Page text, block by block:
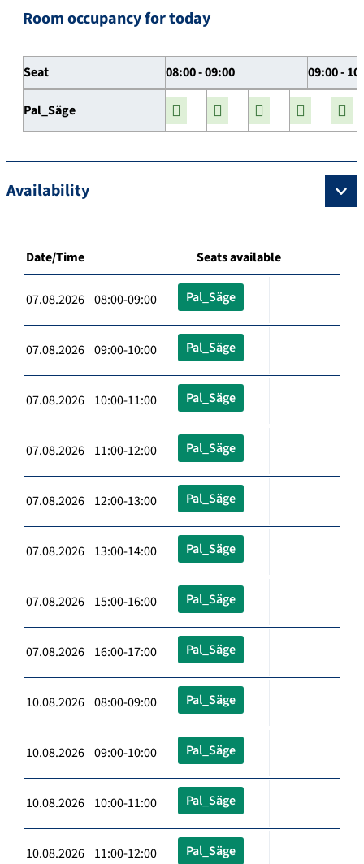
Room occupancy for today
Seat 08:00 - 09:00 09:00 -
Pal_Säge
Availability
Date/Time Seats available
07.08.2026 08:00-09:00 Pal_Säge
07.08.2026 09:00-10:00 Pal_Säge
07.08.2026 10:00-11:00 Pal_Säge
07.08.2026 11:00-12:00 Pal_Säge
07.08.2026 12:00-13:00 Pal_Säge
07.08.2026 13:00-14:00 Pal_Säge
07.08.2026 15:00-16:00 Pal_Säge
07.08.2026 16:00-17:00 Pal_Säge
10.08.2026 08:00-09:00 Pal_Säge
10.08.2026 09:00-10:00 Pal_Säge
10.08.2026 10:00-11:00 Pal_Säge
10.08.2026 11:00-12:00 Pal_Säge